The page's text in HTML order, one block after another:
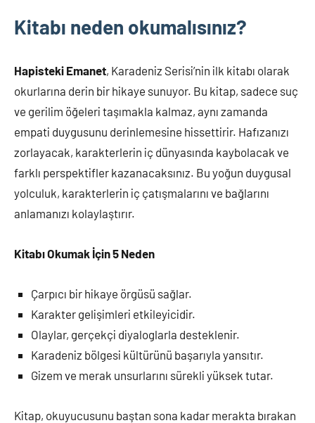
Kitabı neden okumalısınız?
Hapisteki Emanet, Karadeniz Serisi’nin ilk kitabı olarak
okurlarına derin bir hikaye sunuyor. Bu kitap, sadece suç
ve gerilim öğeleri taşımakla kalmaz, aynı zamanda
empati duygusunu derinlemesine hissettirir. Hafızanızı
zorlayacak, karakterlerin iç dünyasında kaybolacak ve
farklı perspektifler kazanacaksınız. Bu yoğun duygusal
yolculuk, karakterlerin iç çatışmalarını ve bağlarını
anlamanızı kolaylaştırır.
Kitabı Okumak İçin 5 Neden
Çarpıcı bir hikaye örgüsü sağlar.
Karakter gelişimleri etkileyicidir.
Olaylar, gerçekçi diyaloglarla desteklenir.
Karadeniz bölgesi kültürünü başarıyla yansıtır.
Gizem ve merak unsurlarını sürekli yüksek tutar.
Kitap, okuyucusunu baştan sona kadar merakta bırakan